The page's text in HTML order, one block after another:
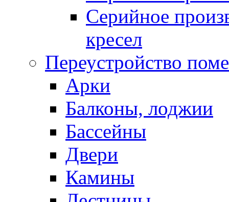
Серийное
кресел
Переустройство
Арки
Балконы, лоджии
Бассейны
Двери
Камины